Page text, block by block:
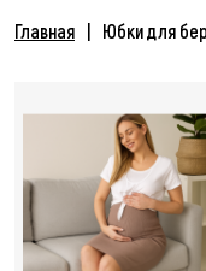
Главная Юбки для